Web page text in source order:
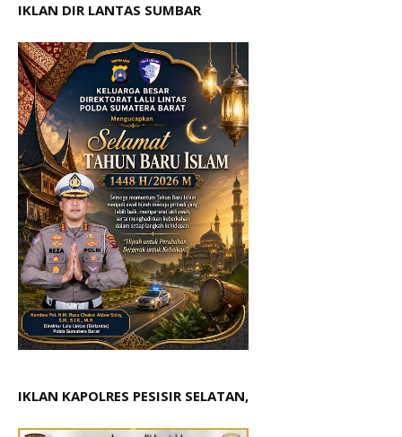
IKLAN DIR LANTAS SUMBAR
IKLAN KAPOLRES PESISIR SELATAN,